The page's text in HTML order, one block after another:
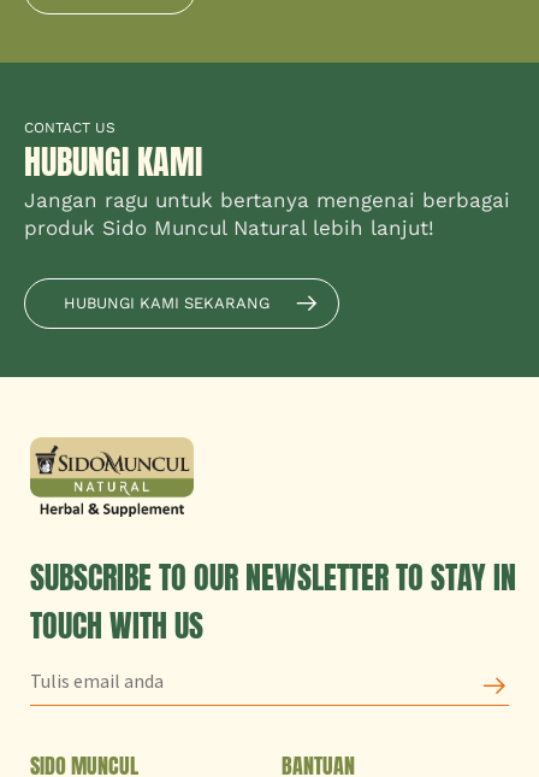
CONTACT US
HUBUNGI KAMI
Jangan ragu untuk bertanya mengenai berbagai
produk Sido Muncul Natural lebih lanjut!
HUBUNGI KAMI SEKARANG
SUBSCRIBE TO OUR NEWSLETTER TO STAY IN
TOUCH WITH US
SIDO MUNCUL BANTUAN